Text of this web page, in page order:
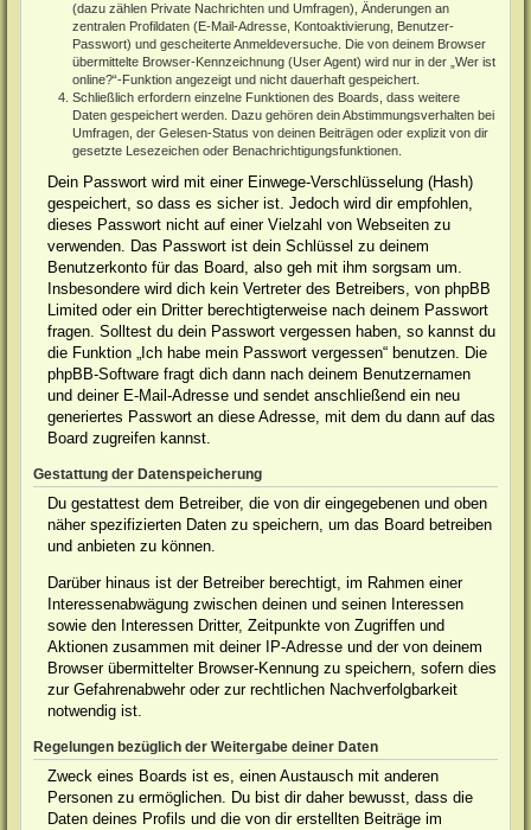
(dazu zählen Private Nachrichten und Umfragen), Änderungen an
zentralen Profildaten (E-Mail-Adresse, Kontoaktivierung, Benutzer-
Passwort) und gescheiterte Anmeldeversuche. Die von deinem Browser
übermittelte Browser-Kennzeichnung (User Agent) wird nur in der „Wer ist
online?“-Funktion angezeigt und nicht dauerhaft gespeichert.
Schließlich erfordern einzelne Funktionen des Boards, dass weitere
Daten gespeichert werden. Dazu gehören dein Abstimmungsverhalten bei
Umfragen, der Gelesen-Status von deinen Beiträgen oder explizit von dir
gesetzte Lesezeichen oder Benachrichtigungsfunktionen.
Dein Passwort wird mit einer Einwege-Verschlüsselung (Hash)
gespeichert, so dass es sicher ist. Jedoch wird dir empfohlen,
dieses Passwort nicht auf einer Vielzahl von Webseiten zu
verwenden. Das Passwort ist dein Schlüssel zu deinem
Benutzerkonto für das Board, also geh mit ihm sorgsam um.
Insbesondere wird dich kein Vertreter des Betreibers, von phpBB
Limited oder ein Dritter berechtigterweise nach deinem Passwort
fragen. Solltest du dein Passwort vergessen haben, so kannst du
die Funktion „Ich habe mein Passwort vergessen“ benutzen. Die
phpBB-Software fragt dich dann nach deinem Benutzernamen
und deiner E-Mail-Adresse und sendet anschließend ein neu
generiertes Passwort an diese Adresse, mit dem du dann auf das
Board zugreifen kannst.
Gestattung der Datenspeicherung
Du gestattest dem Betreiber, die von dir eingegebenen und oben
näher spezifizierten Daten zu speichern, um das Board betreiben
und anbieten zu können.
Darüber hinaus ist der Betreiber berechtigt, im Rahmen einer
Interessenabwägung zwischen deinen und seinen Interessen
sowie den Interessen Dritter, Zeitpunkte von Zugriffen und
Aktionen zusammen mit deiner IP-Adresse und der von deinem
Browser übermittelter Browser-Kennung zu speichern, sofern dies
zur Gefahrenabwehr oder zur rechtlichen Nachverfolgbarkeit
notwendig ist.
Regelungen bezüglich der Weitergabe deiner Daten
Zweck eines Boards ist es, einen Austausch mit anderen
Personen zu ermöglichen. Du bist dir daher bewusst, dass die
Daten deines Profils und die von dir erstellten Beiträge im